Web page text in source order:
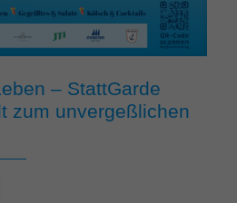
– StattGarde
zum unvergeßlichen